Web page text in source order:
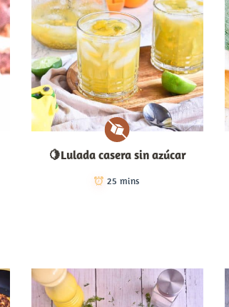
🍋Lulada casera sin azúcar
25 mins